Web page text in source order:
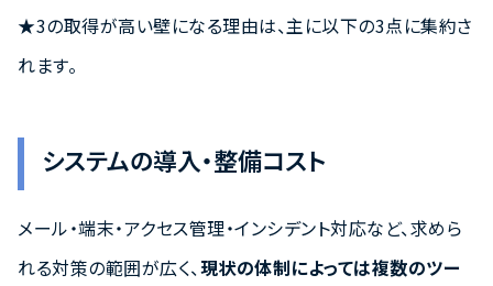
★3の取得が高い壁になる理由は、主に以下の3点に集約さ
れます。
システムの導入・整備コスト
メール・端末・アクセス管理・インシデント対応など、求めら
れる対策の範囲が広く、現状の体制によっては複数のツー